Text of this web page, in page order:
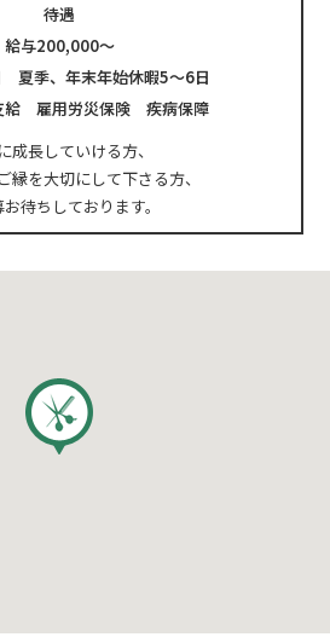
待遇
給与200,000～
夏季、年末年始休暇5～6日
給 雇用労災保険 疾病保障
成長していける方、
縁を大切にして下さる方、
待ちしております。